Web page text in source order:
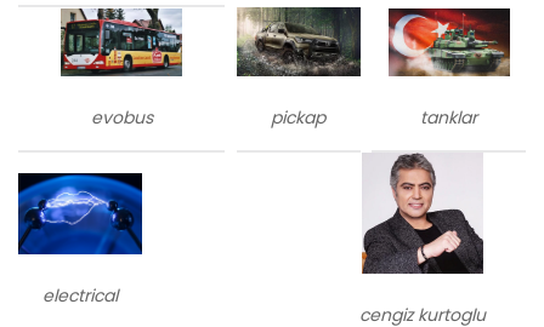
evobus pickap tanklar
electrical
cengiz kurtoglu